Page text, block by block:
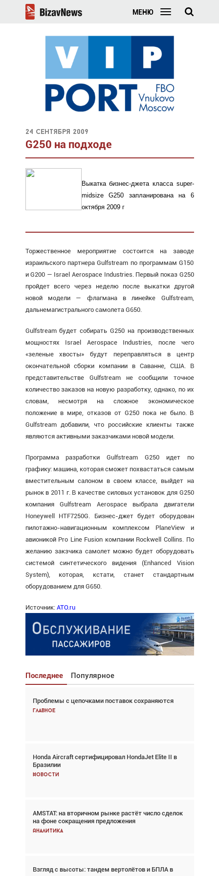
МЕНЮ
24 сентября 2009
G250 на подходе
Выкатка бизнес-джета класса super-
midsize G250 запланирована на 6
октября 2009 г
Торжественное мероприятие состоится на заводе
израильского партнера Gulfstream по программам G150
и G200 — Israel Aerospace Industries. Первый показ G250
пройдет всего через неделю после выкатки другой
новой модели — флагмана в линейке Gulfstream,
дальнемагистрального самолета G650.
Gulfstream будет собирать G250 на производственных
мощностях Israel Aerospace Industries, после чего
«зеленые хвосты» будут переправляться в центр
окончательной сборки компании в Саванне, США. В
представительстве Gulfstream не сообщили точное
количество заказов на новую разработку, однако, по их
словам, несмотря на сложное экономическое
положение в мире, отказов от G250 пока не было. В
Gulfstream добавили, что российские клиенты также
являются активными заказчиками новой модели.
Программа разработки Gulfstream G250 идет по
графику: машина, которая сможет похвастаться самым
вместительным салоном в своем классе, выйдет на
рынок в 2011 г. В качестве силовых установок для G250
компания Gulfstream Aerospace выбрала двигатели
Honeywell HTF7250G. Бизнес-джет будет оборудован
пилотажно-навигационным комплексом PlaneView и
авионикой Pro Line Fusion компании Rockwell Collins. По
желанию закзчика самолет можно будет оборудовать
системой синтетического видения (Enhanced Vision
System), которая, кстати, станет стандартным
оборудованием для G650.
Источник: ATO.ru
Последнее Популярное
Проблемы с цепочками поставок сохраняются
Главное
Honda Aircraft сертифицировал HondaJet Elite II в
Бразилии
Новости
AMSTAT: на вторичном рынке растёт число сделок
на фоне сокращения предложения
Аналитика
Взгляд с высоты: тандем вертолётов и БПЛА в
Взгляд с высоты: тандем вертолётов и БПЛА в
спасательных операциях
Авиационный фотограф Дэйв Кох: «Фотография
говорит сама за себя... а ИИ всё портит»
Новости
Проблемы с цепочками поставок сохраняются
Аналитика
Частный самолёт – это актив. Подходите к